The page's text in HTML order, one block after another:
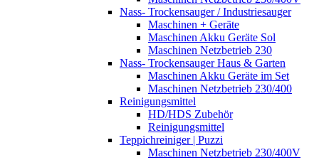
Nass- Trockensauger / Industriesauger
Maschinen + Geräte
Maschinen Akku Geräte Sol
Maschinen Netzbetrieb 230
Nass- Trockensauger Haus & Garten
Maschinen Akku Geräte im Set
Maschinen Netzbetrieb 230/400
Reinigungsmittel
HD/HDS Zubehör
Reinigungsmittel
Teppichreiniger | Puzzi
Maschinen Netzbetrieb 230/400V